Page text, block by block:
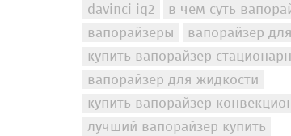
davinci iq2
в чем суть
вапорайзеры
вапорайзер
купить вапорайзер
вапорайзер для жидкости
купить вапорайзер
лучший вапорайзер купить